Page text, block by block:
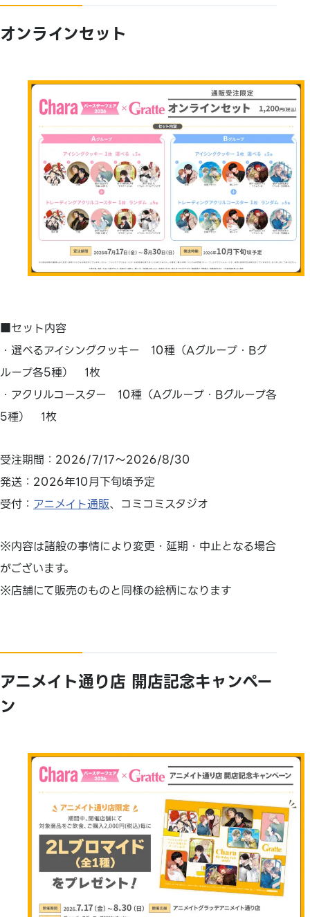
オンラインセット
■セット内容
・選べるアイシングクッキー 10種（Aグループ・Bグ
ループ各5種） 1枚
・アクリルコースター 10種（Aグループ・Bグループ各
5種） 1枚
受注期間：2026/7/17～2026/8/30
発送：2026年10月下旬頃予定
受付： アニメイト通販、コミコミスタジオ
※内容は諸般の事情により変更・延期・中止となる場合
がございます。
※店舗にて販売のものと同様の絵柄になります
アニメイト通り店 開店記念キャンペー
ン